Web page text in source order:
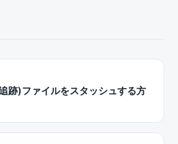
)ファイルをスタッシュする方